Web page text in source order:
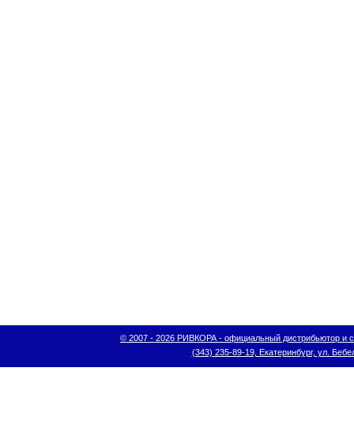
© 2007 - 2026 РИВКОРА - официальный дистрибьютор и
(343) 235-89-19, Екатеринбург, ул.